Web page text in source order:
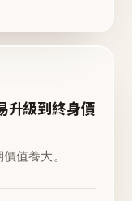
升級到終身價
值養大。